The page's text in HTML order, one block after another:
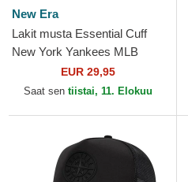
New Era
Lakit musta Essential Cuff
New York Yankees MLB
EUR 29,95
Saat sen tiistai, 11. Elokuu